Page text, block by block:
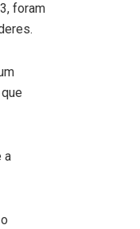
foram
a